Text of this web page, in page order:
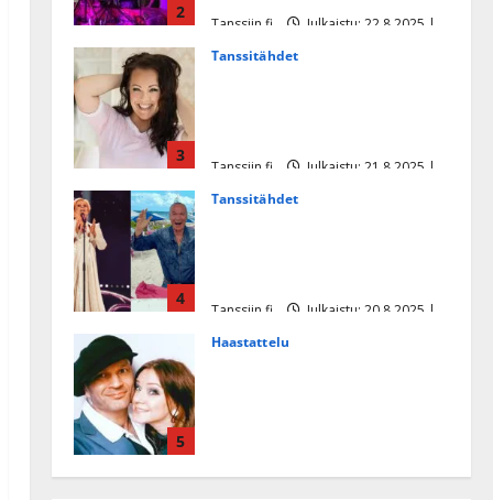
2
Tanssiin.fi
Julkaistu: 22.8.2025 |
3
Tanssitähdet
Tanssiin.fi
Julkaistu: 21.8.2025 |
4
Tanssitähdet
Tanssiin.fi
Julkaistu: 20.8.2025 |
5
Haastattelu
Tanssiin.fi
Julkaistu: 27.4.2025 |